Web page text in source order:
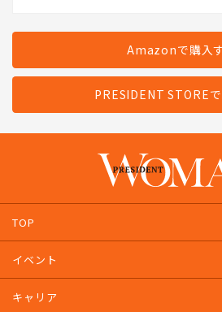
Amazonで購入
PRESIDENT STORE
TOP
イベント
キャリア